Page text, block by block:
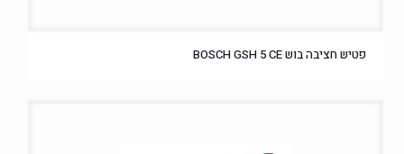
פטיש חציבה בוש BOSCH GSH 5 CE